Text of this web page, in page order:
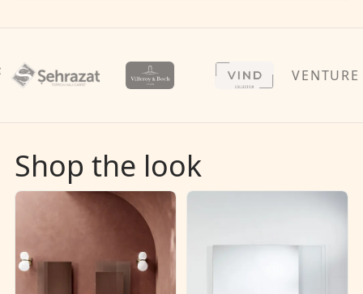
VENTURE
Shop the look